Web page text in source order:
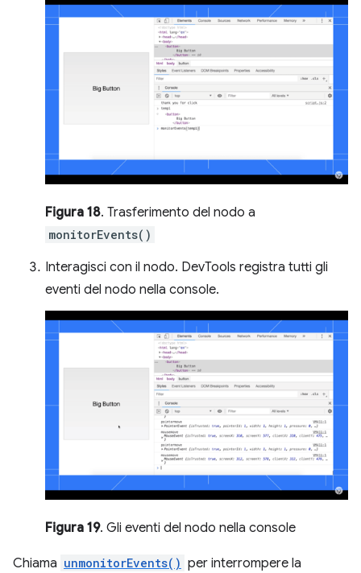
Figura 18. Trasferimento del nodo a
monitorEvents()
Interagisci con il nodo. DevTools registra tutti gli
eventi del nodo nella console.
Figura 19. Gli eventi del nodo nella console
Chiama unmonitorEvents() per interrompere la